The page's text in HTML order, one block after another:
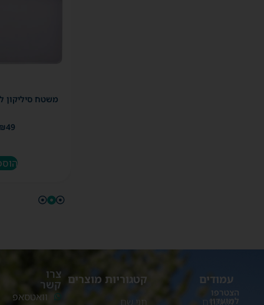
משטח סיליקון
49
עמודים
מאמרים
קטגוריות מוצרים
תגי שם
צרו
קשר
וואטסאפ
הצטרפו
למועדון